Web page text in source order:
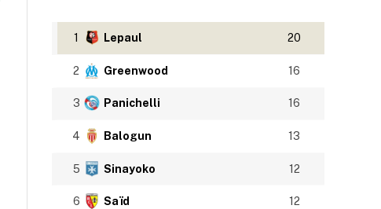
1 Lepaul 20
2 Greenwood 16
3 Panichelli 16
4 Balogun 13
5 Sinayoko 12
6 Saïd 12